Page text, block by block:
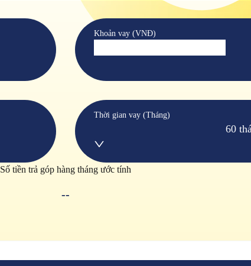
Khoản vay (VNĐ)
Thời gian vay (Tháng)
60
Số tiền trả góp hàng tháng ước tính
--